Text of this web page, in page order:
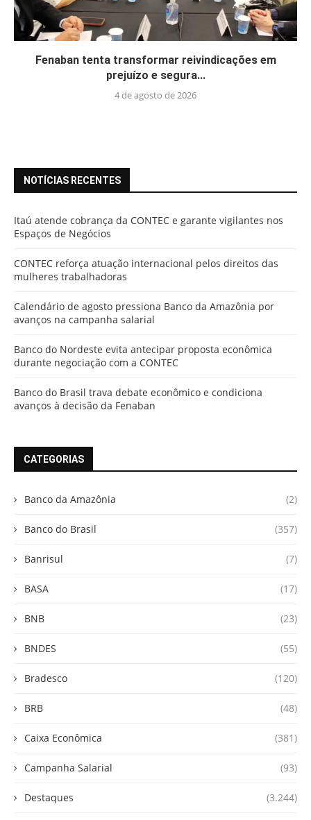
Fenaban tenta transformar reivindicações em
prejuízo e segura...
4 de agosto de 2026
NOTÍCIAS RECENTES
Itaú atende cobrança da CONTEC e garante vigilantes nos
Espaços de Negócios
CONTEC reforça atuação internacional pelos direitos das
mulheres trabalhadoras
Calendário de agosto pressiona Banco da Amazônia por
avanços na campanha salarial
Banco do Nordeste evita antecipar proposta econômica
durante negociação com a CONTEC
Banco do Brasil trava debate econômico e condiciona
avanços à decisão da Fenaban
CATEGORIAS
Banco da Amazônia (2)
Banco do Brasil (357)
Banrisul (7)
BASA (17)
BNB (23)
BNDES (55)
Bradesco (120)
BRB (48)
Caixa Econômica (381)
Campanha Salarial (93)
Destaques (3.244)